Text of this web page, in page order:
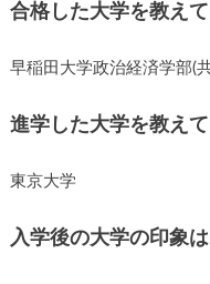
合格した大学を教え
早稲田大学政治経済学部(
進学した大学を教え
東京大学
入学後の大学の印象